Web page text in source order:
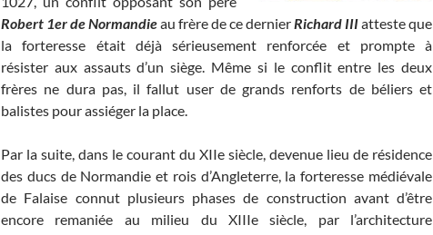
Robert 1er de Normandieau frère de ce dernier Richard IIIatteste que
la forteresse était déjà sérieusement renforcée et prompte à
résister aux assauts d’un siège. Même si le conflit entre les deux
frères ne dura pas, il fallut user de grands renforts de béliers et
balistes pour assiéger la place.
Par la suite, dans le courant du XIIe siècle, devenue lieu de résidence
des ducs de Normandie et rois d’Angleterre, la forteresse médiévale
de Falaise connut plusieurs phases de construction avant d’être
encore remaniée au milieu du XIIIe siècle, par l’architecture